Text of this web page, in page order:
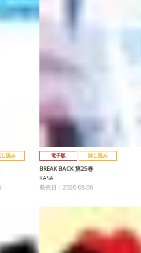
読み 電子版 試し読み
BREAK BACK 第25巻
KASA
発売日：2026.08.06